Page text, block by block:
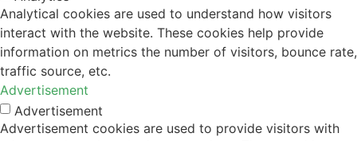
Analytical cookies are used to understand how visitors
interact with the website. These cookies help provide
information on metrics the number of visitors, bounce rate,
traffic source, etc.
Advertisement
Advertisement
Advertisement cookies are used to provide visitors with